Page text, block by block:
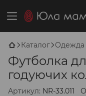
Каталог Одежда
Футболка
годуючих
Артикул: NR-33.011